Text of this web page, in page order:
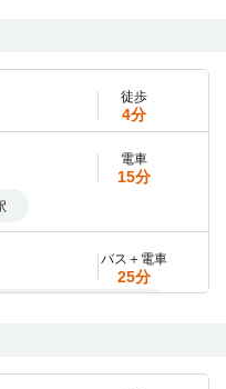
徒歩
4分
電車
15分
バス＋電車
25分